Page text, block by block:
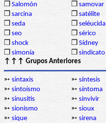
❒ Salomón ❒ samovar
❒ sarcina ❒ satélite
❒ seda ❒ seléucida
❒ seo ❒ sérico
❒ shock ❒ Sídney
❒ simonía ❒ sindicato
↑↑↑ Grupos Anteriores
➳ sintaxis ➳ síntesis
➳ sintoísmo ➳ síntoma
➳ sinusitis ➳ sinvivir
➳ sionismo ➳ sioux
➳ sique ➳ sirena